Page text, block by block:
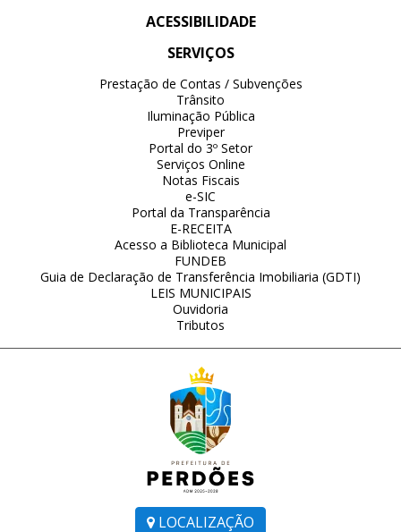
LOCALIZAÇÃO
ACESSIBILIDADE
SERVIÇOS
Prestação de Contas / Subvenções
Trânsito
Iluminação Pública
Previper
Portal do 3º Setor
Serviços Online
Notas Fiscais
e-SIC
Portal da Transparência
E-RECEITA
Acesso a Biblioteca Municipal
FUNDEB
Guia de Declaração de Transferência Imobiliaria (GDTI)
LEIS MUNICIPAIS
Ouvidoria
Tributos